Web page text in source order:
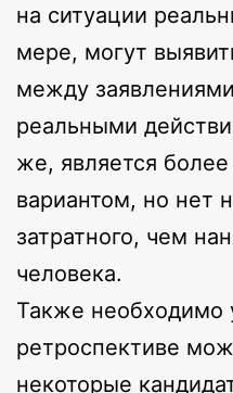
на ситуации
мере, могут
между
реальными
же, является
вариантом, но нет
затратного, чем
человека.
Также необходимо
ретроспективе
некоторые